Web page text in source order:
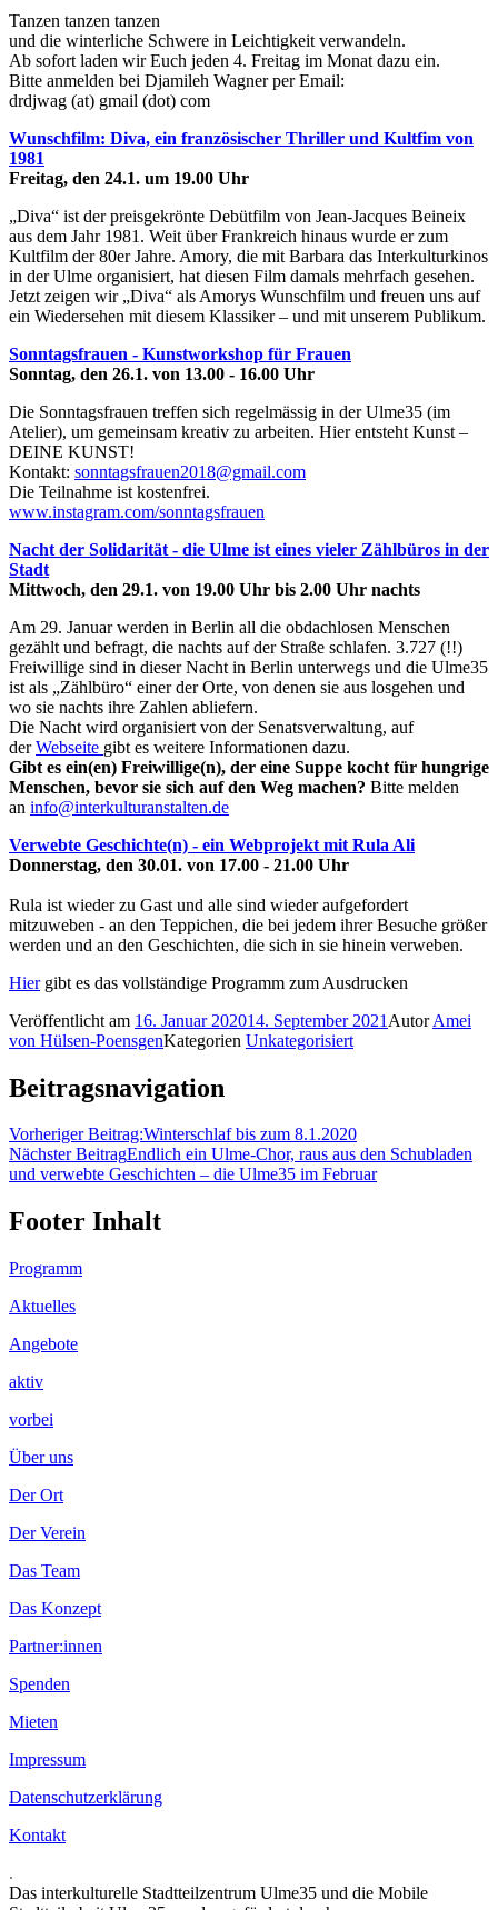
Tanzen tanzen tanzen
und die winterliche Schwere in Leichtigkeit verwandeln.
Ab sofort laden wir Euch jeden 4. Freitag im Monat dazu ein.
Bitte anmelden bei Djamileh Wagner per Email:
drdjwag (at) gmail (dot) com
Wunschfilm: Diva, ein französischer Thriller und Kultfim von
1981
Freitag, den 24.1. um 19.00 Uhr
„Diva“ ist der preisgekrönte Debütfilm von Jean-Jacques Beineix
aus dem Jahr 1981. Weit über Frankreich hinaus wurde er zum
Kultfilm der 80er Jahre. Amory, die mit Barbara das Interkulturkinos
in der Ulme organisiert, hat diesen Film damals mehrfach gesehen.
Jetzt zeigen wir „Diva“ als Amorys Wunschfilm und freuen uns auf
ein Wiedersehen mit diesem Klassiker – und mit unserem Publikum.
Sonntagsfrauen - Kunstworkshop für Frauen
Sonntag, den 26.1. von 13.00 - 16.00 Uhr
Die Sonntagsfrauen treffen sich regelmässig in der Ulme35 (im
Atelier), um gemeinsam kreativ zu arbeiten. Hier entsteht Kunst –
DEINE KUNST!
Kontakt: sonntagsfrauen2018@gmail.com
Die Teilnahme ist kostenfrei.
www.instagram.com/sonntagsfrauen
Nacht der Solidarität - die Ulme ist eines vieler Zählbüros in der
Stadt
Mittwoch, den 29.1. von 19.00 Uhr bis 2.00 Uhr nachts
Am 29. Januar werden in Berlin all die obdachlosen Menschen
gezählt und befragt, die nachts auf der Straße schlafen. 3.727 (!!)
Freiwillige sind in dieser Nacht in Berlin unterwegs und die Ulme35
ist als „Zählbüro“ einer der Orte, von denen sie aus losgehen und
wo sie nachts ihre Zahlen abliefern.
Die Nacht wird organisiert von der Senatsverwaltung, auf
derWebseite gibt es weitere Informationen dazu.
Gibt es ein(en) Freiwillige(n), der eine Suppe kocht für hungrige
Menschen, bevor sie sich auf den Weg machen? Bitte melden
an info@interkulturanstalten.de
Verwebte Geschichte(n) - ein Webprojekt mit Rula Ali
Donnerstag, den 30.01. von 17.00 - 21.00 Uhr
Rula ist wieder zu Gast und alle sind wieder aufgefordert
mitzuweben - an den Teppichen, die bei jedem ihrer Besuche größer
werden und an den Geschichten, die sich in sie hinein verweben.
Hiergibt es das vollständige Programm zum Ausdrucken
Veröffentlicht am 16. Januar 202014. September 2021 AutorAmei
von Hülsen-PoensgenKategorien Unkategorisiert
Beitragsnavigation
Vorheriger Beitrag:Winterschlaf bis zum 8.1.2020
Nächster BeitragEndlich ein Ulme-Chor, raus aus den Schubladen
und verwebte Geschichten – die Ulme35 im Februar
Footer Inhalt
Programm
Aktuelles
Angebote
aktiv
vorbei
Über uns
Der Ort
Der Verein
Das Team
Das Konzept
Partner:innen
Spenden
Mieten
Impressum
Datenschutzerklärung
Kontakt
.
Das interkulturelle Stadtteilzentrum Ulme35 und die Mobile